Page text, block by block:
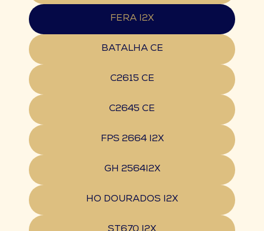
FERA I2X
BATALHA CE
C2615 CE
C2645 CE
FPS 2664 I2X
GH 2564I2X
HO DOURADOS I2X